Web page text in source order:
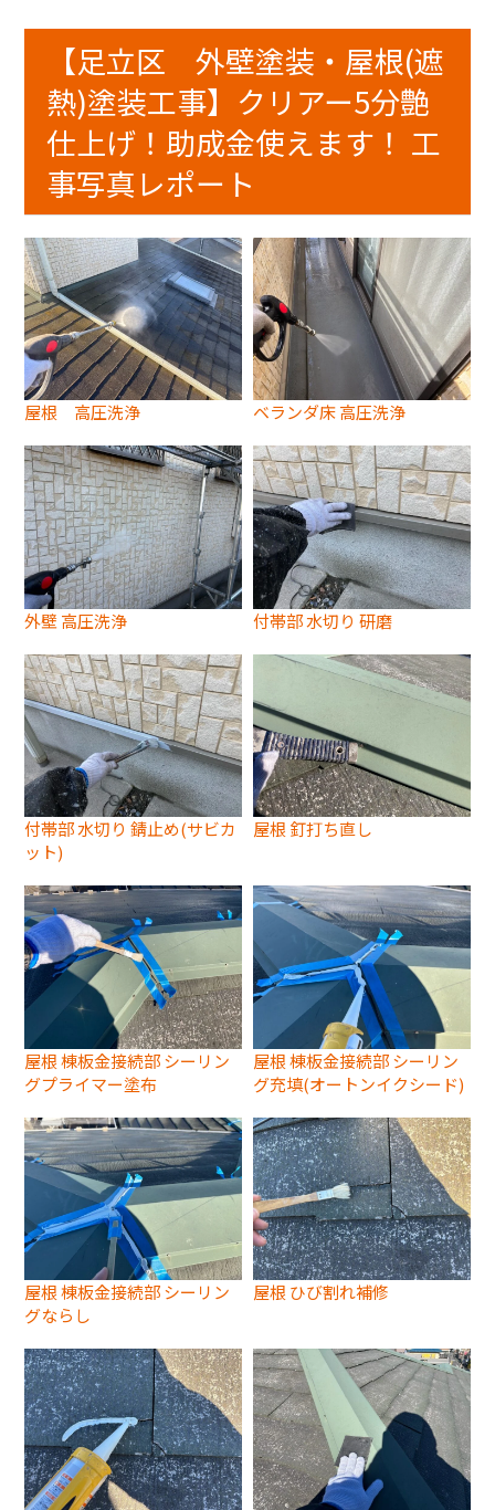
【足立区 外壁塗装・屋根(遮
熱)塗装工事】クリアー5分艶
仕上げ！助成金使えます！ 工
事写真レポート
屋根 高圧洗浄 ベランダ床 高圧洗浄
外壁 高圧洗浄 付帯部 水切り 研磨
付帯部 水切り 錆止め(サビカ
ット)
屋根 釘打ち直し
屋根 棟板金接続部 シーリン
グプライマー塗布
屋根 棟板金接続部 シーリン
グ充填(オートンイクシード)
屋根 棟板金接続部 シーリン
グならし
屋根 ひび割れ補修